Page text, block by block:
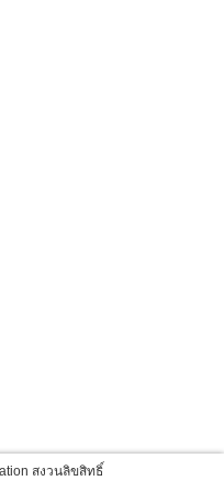
สงวนลิขสิทธิ์